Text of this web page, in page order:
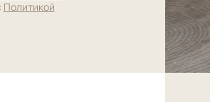
Политикой